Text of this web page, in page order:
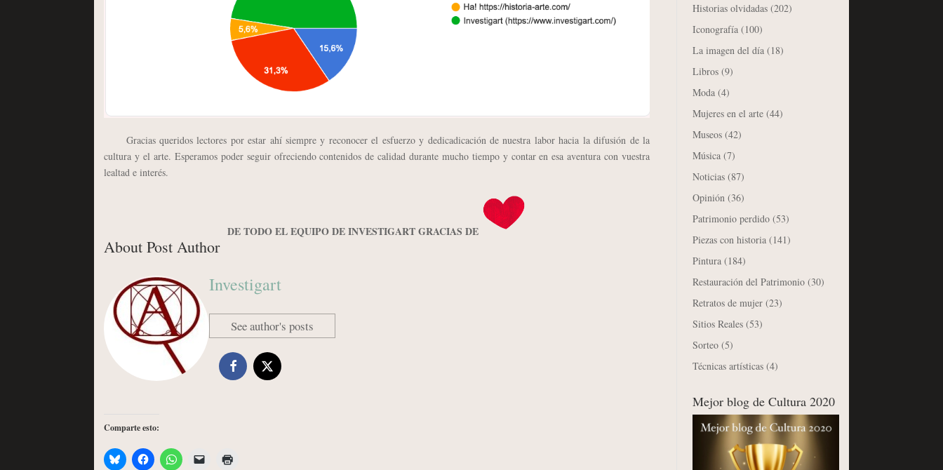
Gracias queridos lectores por estar ahí siempre y reconocer el esfuerzo y dedicadicación de nuestra labor hacia la difusión de la
cultura y el arte. Esperamos poder seguir ofreciendo contenidos de calidad durante mucho tiempo y contar en esa aventura con vuestra
lealtad e interés.
DE TODO EL EQUIPO DE INVESTIGART GRACIAS DE
About Post Author
Investigart
See author's posts
Comparte esto:
Historias olvidadas (202)
Iconografía (100)
La imagen del día (18)
Libros (9)
Moda (4)
Mujeres en el arte (44)
Museos (42)
Música (7)
Noticias (87)
Opinión (36)
Patrimonio perdido (53)
Piezas con historia (141)
Pintura (184)
Restauración del Patrimonio (30)
Retratos de mujer (23)
Sitios Reales (53)
Sorteo (5)
Técnicas artísticas (4)
Mejor blog de Cultura 2020